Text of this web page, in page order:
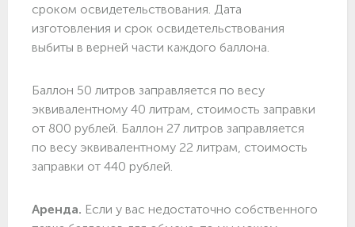
сроком освидетельствования. Дата
изготовления и срок освидетельствования
выбиты в верней части каждого баллона.
Баллон 50 литров заправляется по весу
эквивалентному 40 литрам, стоимость заправки
от 800 рублей. Баллон 27 литров заправляется
по весу эквивалентному 22 литрам, стоимость
заправки от 440 рублей.
Аренда. Если у вас недостаточно собственного